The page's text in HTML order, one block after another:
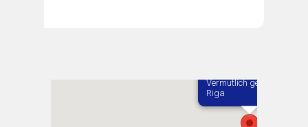
Vermutlich geboren in
Riga